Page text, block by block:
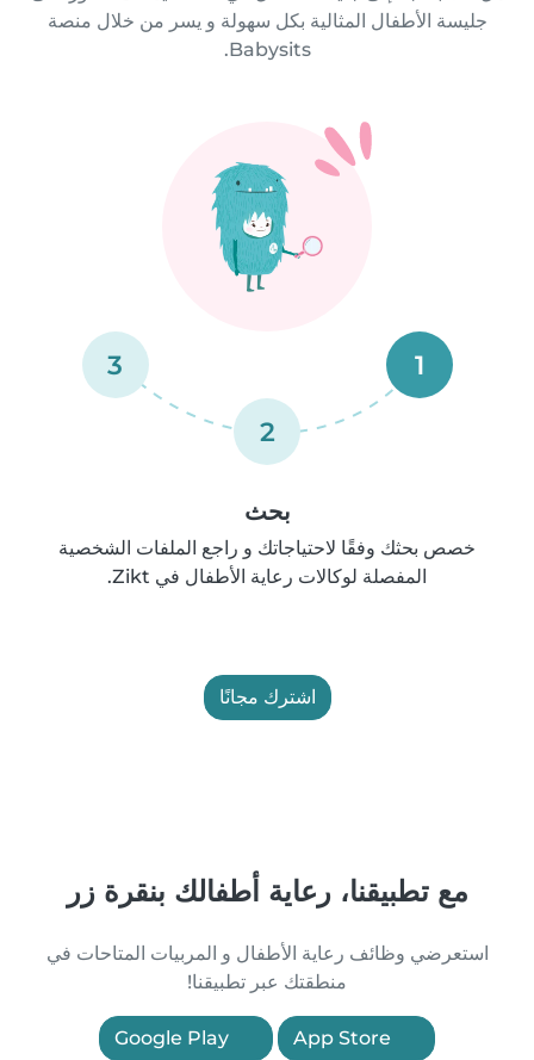
جليسة الأطفال المثالية بكل سهولة و يسر من خلال منصة
Babysits.
1
2
3
بحث
خصص بحثك وفقًا لاحتياجاتك و راجع الملفات الشخصية
المفصلة لوكالات رعاية الأطفال في Zikt.
اشترك مجانًا
مع تطبيقنا، رعاية أطفالك بنقرة زر
استعرضي وظائف رعاية الأطفال و المربيات المتاحات في
منطقتك عبر تطبيقنا!